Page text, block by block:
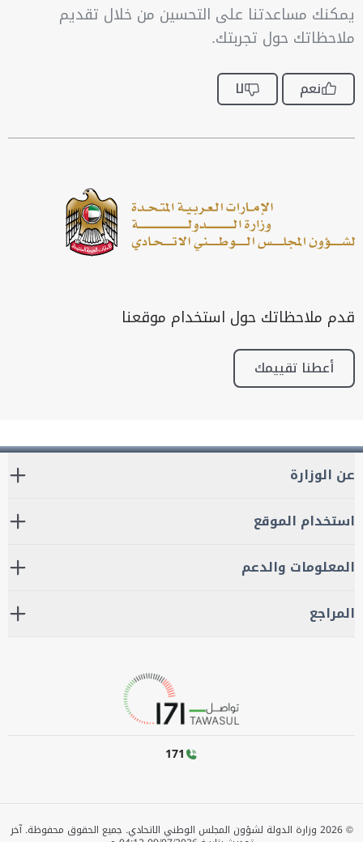
يمكنك مساعدتنا على التحسين من خلال تقديم
ملاحظاتك حول تجربتك.
نعم لا
قدم ملاحظاتك حول استخدام موقعنا
أعطنا تقييمك
عن الوزارة
استخدام الموقع
المعلومات والدعم
المراجع
171
©
2026 وزارة الدولة لشؤون المجلس الوطني الاتحادي. جميع الحقوق محفوظة.آخر